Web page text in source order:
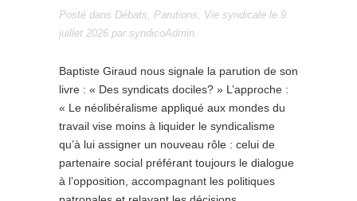
Posté dans Débats, Parutions, Vie syndicale le 9
juillet 2026 par syndicoAdmin.
Baptiste Giraud nous signale la parution de son
livre : « Des syndicats dociles? » L’approche :
« Le néolibéralisme appliqué aux mondes du
travail vise moins à liquider le syndicalisme
qu’à lui assigner un nouveau rôle : celui de
partenaire social préférant toujours le dialogue
à l’opposition, accompagnant les politiques